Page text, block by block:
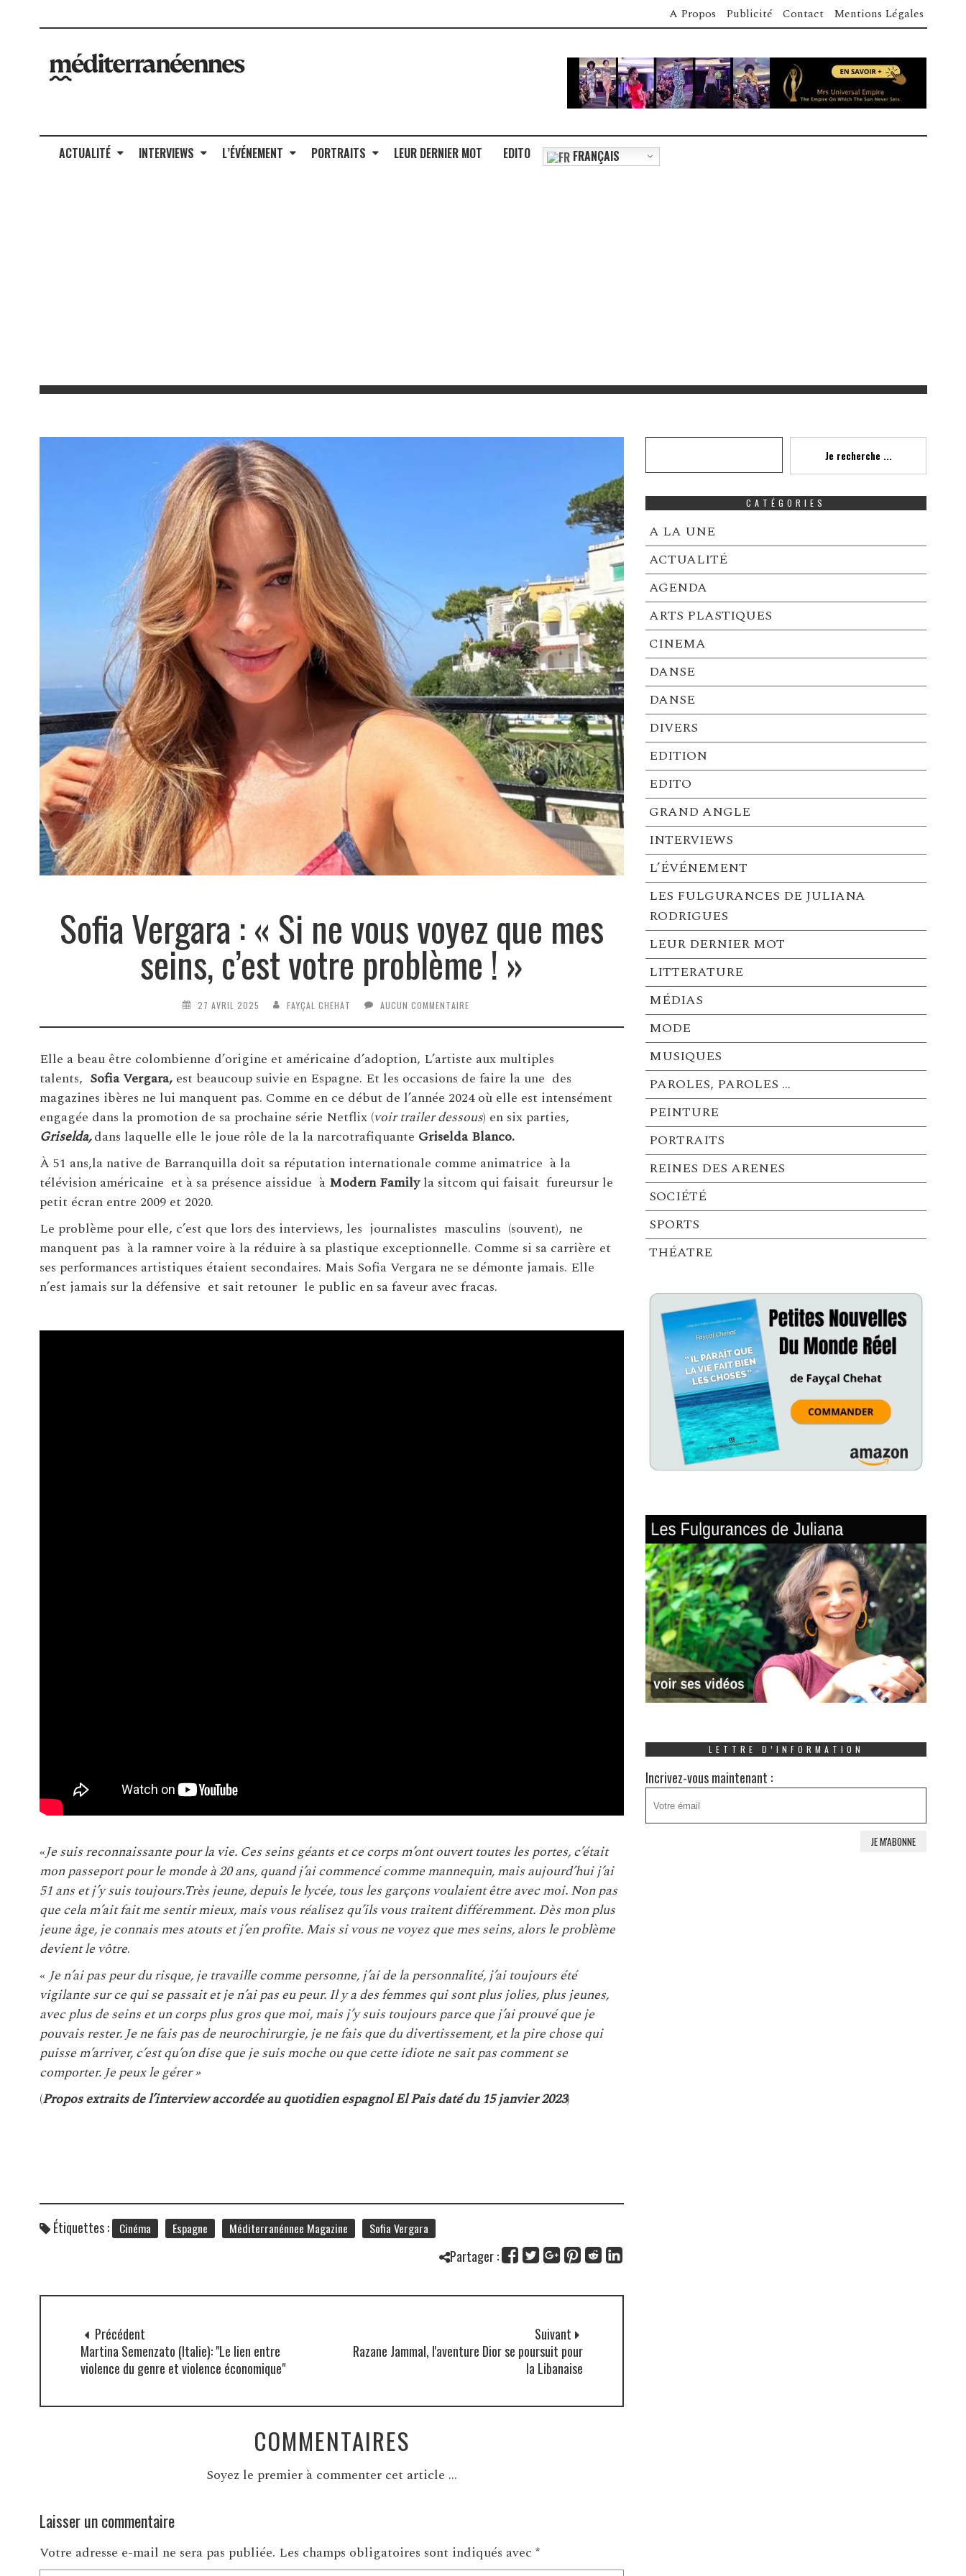
A Propos Publicité Contact Mentions Légales
ACTUALITÉ INTERVIEWS L’ÉVÉNEMENT PORTRAITS LEUR DERNIER MOT EDITO FRANÇAIS
Sofia Vergara : « Si ne vous voyez que mes
seins, c’est votre problème ! »
27 AVRIL 2025 FAYÇAL CHEHAT AUCUN COMMENTAIRE
Elle a beau être colombienne d’origine et américaine d’adoption, L’artiste aux multiples
talents, Sofia Vergara,est beaucoup suivie en Espagne. Et les occasions de faire la une des
magazines ibères ne lui manquent pas. Comme en ce début de l’année 2024 où elle est intensément
engagée dans la promotion de sa prochaine série Netflix (voir trailer dessous) en six parties,
Griselda,dans laquelle elle le joue rôle de la la narcotrafiquante Griselda Blanco.
À 51 ans,la native de Barranquilla doit sa réputation internationale comme animatrice à la
télévision américaine et à sa présence aissidue àModern Familyla sitcom qui faisait fureursur le
petit écran entre 2009 et 2020.
Le problème pour elle, c’est que lors des interviews, les journalistes masculins (souvent), ne
manquent pas à la ramner voire à la réduire à sa plastique exceptionnelle. Comme si sa carrière et
ses performances artistiques étaient secondaires. Mais Sofia Vergara ne se démonte jamais. Elle
n’est jamais sur la défensive et sait retouner le public en sa faveur avec fracas.
«Je suis reconnaissante pour la vie. Ces seins géants et ce corps m’ont ouvert toutes les portes, c’était
mon passeport pour le monde à 20 ans, quand j’ai commencé comme mannequin, mais aujourd’hui j’ai
51 ans et j’y suis toujours.Très jeune, depuis le lycée, tous les garçons voulaient être avec moi. Non pas
que cela m’ait fait me sentir mieux, mais vous réalisez qu’ils vous traitent différemment. Dès mon plus
jeune âge, je connais mes atouts et j’en profite. Mais si vous ne voyez que mes seins, alors le problème
devient le vôtre.
« Je n’ai pas peur du risque, je travaille comme personne, j’ai de la personnalité, j’ai toujours été
vigilante sur ce qui se passait et je n’ai pas eu peur. Il y a des femmes qui sont plus jolies, plus jeunes,
avec plus de seins et un corps plus gros que moi, mais j’y suis toujours parce que j’ai prouvé que je
pouvais rester. Je ne fais pas de neurochirurgie, je ne fais que du divertissement, et la pire chose qui
puisse m’arriver, c’est qu’on dise que je suis moche ou que cette idiote ne sait pas comment se
comporter. Je peux le gérer »
(Propos extraits de l’interview accordée au quotidien espagnol El Pais daté du 15 janvier 2023)
Étiquettes : Cinéma Espagne Méditerranénnee Magazine Sofia Vergara
Partager :
Précédent
Martina Semenzato (Italie): "Le lien entre
violence du genre et violence économique"
Suivant
Razane Jammal, l'aventure Dior se poursuit pour
la Libanaise
COMMENTAIRES
Soyez le premier à commenter cet article ...
Laisser un commentaire
Votre adresse e-mail ne sera pas publiée. Les champs obligatoires sont indiqués avec *
Je recherche ...
CATÉGORIES
A LA UNE
ACTUALITÉ
AGENDA
ARTS PLASTIQUES
CINEMA
DANSE
DANSE
DIVERS
EDITION
EDITO
GRAND ANGLE
INTERVIEWS
L’ÉVÉNEMENT
LES FULGURANCES DE JULIANA
RODRIGUES
LEUR DERNIER MOT
LITTERATURE
MÉDIAS
MODE
MUSIQUES
PAROLES, PAROLES …
PEINTURE
PORTRAITS
REINES DES ARENES
SOCIÉTÉ
SPORTS
THÉATRE
LETTRE D’INFORMATION
Incrivez-vous maintenant :